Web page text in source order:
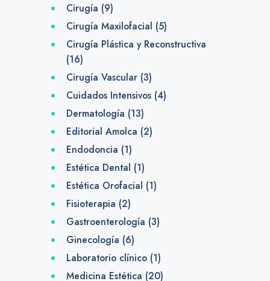
Cirugía (9)
Cirugía Maxilofacial (5)
Cirugía Plástica y Reconstructiva
(16)
Cirugía Vascular(3)
Cuidados Intensivos(4)
Dermatología (13)
Editorial Amolca (2)
Endodoncia (1)
Estética Dental (1)
Estética Orofacial (1)
Fisioterapia (2)
Gastroenterología (3)
Ginecología (6)
Laboratorio clínico(1)
Medicina Estética (20)